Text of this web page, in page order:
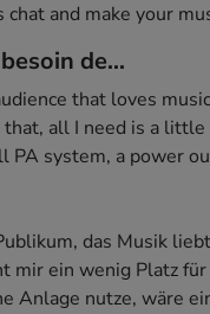
chat and make your
de...
that loves
all I need is a little
PA system, a power
das Musik
mir ein wenig Platz
Anlage nutze, wäre